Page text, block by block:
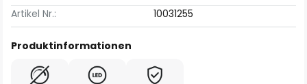
Artikel Nr.:
10031255
Produktinformationen